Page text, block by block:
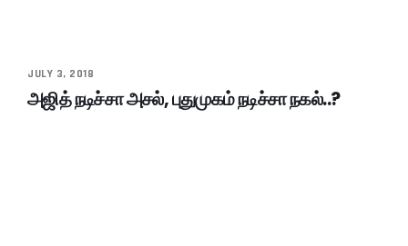
JULY 3, 2018
அஜித் நடிச்சா அசல், புதுமுகம் நடிச்சா நகல்..?